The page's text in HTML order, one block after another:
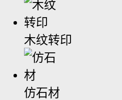
木纹转印
仿石材